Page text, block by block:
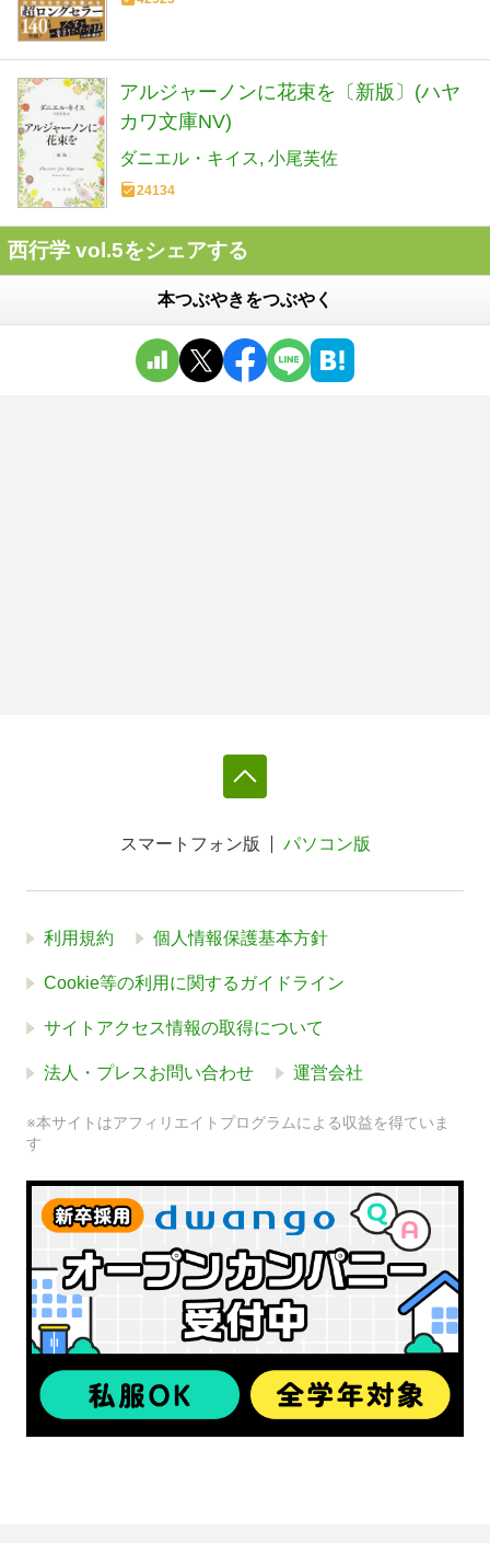
アルジャーノンに花束を〔新版〕(ハヤ
カワ文庫NV)
ダニエル・キイス 小尾芙佐
24134
西行学 vol.5をシェアする
本つぶやきをつぶやく
スマートフォン版 パソコン版
利用規約 個人情報保護基本方針
Cookie等の利用に関するガイドライン
サイトアクセス情報の取得について
法人・プレスお問い合わせ 運営会社
※本サイトはアフィリエイトプログラムによる収益を得ていま
す